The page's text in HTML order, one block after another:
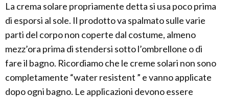
La crema solare propriamente detta si usa poco prima
di esporsi al sole. Il prodotto va spalmato sulle varie
parti del corpo non coperte dal costume, almeno
mezz’ora prima di stendersi sotto l’ombrellone o di
fare il bagno. Ricordiamo che le creme solari non sono
completamente “water resistent ” e vanno applicate
dopo ogni bagno. Le applicazioni devono essere